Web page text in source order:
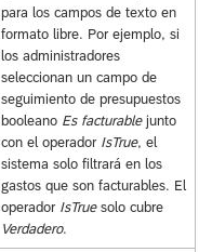
para los campos de texto en
formato libre. Por ejemplo, si
los administradores
seleccionan un campo de
seguimiento de presupuestos
booleano Es facturablejunto
con el operador IsTrue, el
sistema solo filtrará en los
gastos que son facturables. El
operador IsTruesolo cubre
Verdadero.